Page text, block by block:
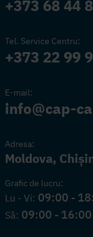
+373 68 44
Tel. Service Centru:
+373 22 99
E-mail:
info@cap-
Adresa:
Moldova,
Grafic de lucru:
Lu - Vi: 09:00 -
Sâ: 09:00 - 16:00